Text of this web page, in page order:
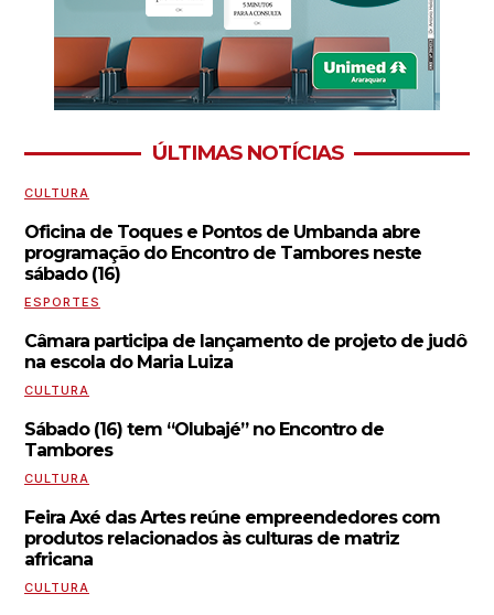
ÚLTIMAS NOTÍCIAS
CULTURA
Oficina de Toques e Pontos de Umbanda abre
programação do Encontro de Tambores neste
sábado (16)
ESPORTES
Câmara participa de lançamento de projeto de judô
na escola do Maria Luiza
CULTURA
Sábado (16) tem “Olubajé” no Encontro de
Tambores
CULTURA
Feira Axé das Artes reúne empreendedores com
produtos relacionados às culturas de matriz
africana
CULTURA